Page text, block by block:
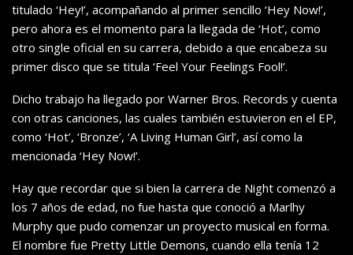
titulado ‘Hey!’, acompañando al primer sencillo ‘Hey Now!’,
pero ahora es el momento para la llegada de ‘Hot’, como
otro single oficial en su carrera, debido a que encabeza su
primer disco que se titula ‘Feel Your Feelings Fool!’.
Dicho trabajo ha llegado por Warner Bros. Records y cuenta
con otras canciones, las cuales también estuvieron en el EP,
como ‘Hot’, ‘Bronze’, ‘A Living Human Girl’, así como la
mencionada ‘Hey Now!’.
Hay que recordar que si bien la carrera de Night comenzó a
los 7 años de edad, no fue hasta que conoció a Marlhy
Murphy que pudo comenzar un proyecto musical en forma.
El nombre fue Pretty Little Demons, cuando ella tenía 12